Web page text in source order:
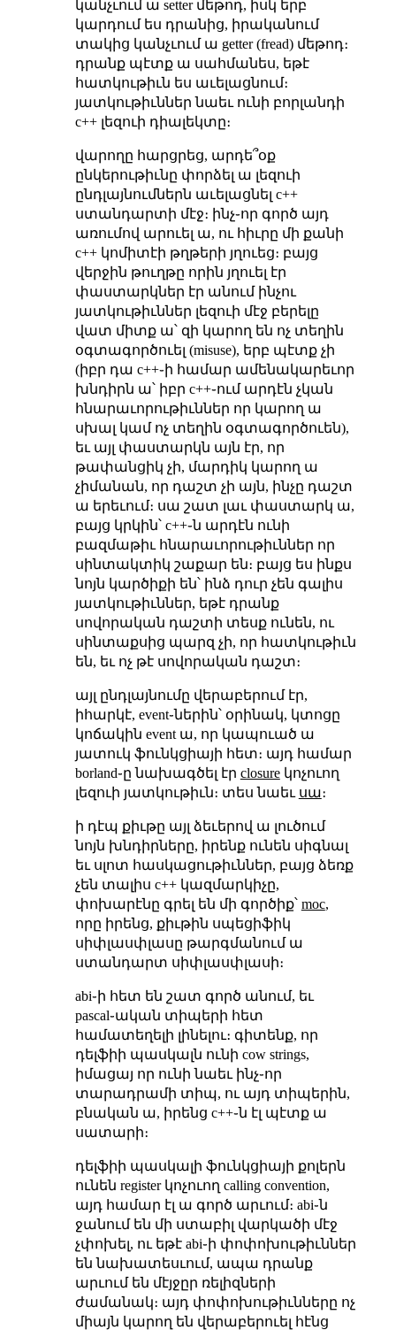
կանչւում ա setter մեթոդ, իսկ երբ
կարդում ես դրանից, իրականում
տակից կանչւում ա getter (fread) մեթոդ։
դրանք պէտք ա սահմանես, եթէ
հատկութիւն ես աւելացնում։
յատկութիւններ նաեւ ունի բորլանդի
c++ լեզուի դիալեկտը։
վարողը հարցրեց, արդե՞օք
ընկերութիւնը փորձել ա լեզուի
ընդլայնումներն աւելացնել c++
ստանդարտի մէջ։ ինչ֊որ գործ այդ
առումով արուել ա, ու հիւրը մի քանի
c++ կոմիտէի թղթերի յղուեց։ բայց
վերջին թուղթը որին յղուել էր
փաստարկներ էր անում ինչու
յատկութիւններ լեզուի մէջ բերելը
վատ միտք ա՝ զի կարող են ոչ տեղին
օգտագործուել (misuse), երբ պէտք չի
(իբր դա c++֊ի համար ամենակարեւոր
խնդիրն ա՝ իբր c++֊ում արդէն չկան
հնարաւորութիւններ որ կարող ա
սխալ կամ ոչ տեղին օգտագործուեն),
եւ այլ փաստարկն այն էր, որ
թափանցիկ չի, մարդիկ կարող ա
չիմանան, որ դաշտ չի այն, ինչը դաշտ
ա երեւում։ սա շատ լաւ փաստարկ ա,
բայց կրկին՝ c++֊ն արդէն ունի
բազմաթիւ հնարաւորութիւններ որ
սինտակտիկ շաքար են։ բայց ես ինքս
նոյն կարծիքի են՝ ինձ դուր չեն գալիս
յատկութիւններ, եթէ դրանք
սովորական դաշտի տեսք ունեն, ու
սինտաքսից պարզ չի, որ հատկութիւն
են, եւ ոչ թէ սովորական դաշտ։
այլ ընդլայնումը վերաբերում էր,
իհարկէ, event֊ներին՝ օրինակ, կտոցը
կոճակին event ա, որ կապուած ա
յատուկ ֆունկցիայի հետ։ այդ համար
borland֊ը նախագծել էր closureկոչուող
լեզուի յատկութիւն։ տես նաեւ սա։
ի դէպ քիւթը այլ ձեւերով ա լուծում
նոյն խնդիրները, իրենք ունեն սիգնալ
եւ սլոտ հասկացութիւններ, բայց ձեռք
չեն տալիս c++ կազմարկիչը,
փոխարէնը գրել են մի գործիք՝ moc,
որը իրենց, քիւթին սպեցիֆիկ
սիփլասփլասը թարգմանում ա
ստանդարտ սիփլասփլասի։
abi֊ի հետ են շատ գործ անում, եւ
pascal֊ական տիպերի հետ
համատեղելի լինելու։ գիտենք, որ
դելֆիի պասկալն ունի cow strings,
իմացայ որ ունի նաեւ ինչ֊որ
տարադրամի տիպ, ու այդ տիպերին,
բնական ա, իրենց c++֊ն էլ պէտք ա
սատարի։
դելֆիի պասկալի ֆունկցիայի քոլերն
ունեն register կոչուող calling convention,
այդ համար էլ ա գործ արւում։ abi֊ն
ջանում են մի ստաբիլ վարկածի մէջ
չփոխել, ու եթէ abi֊ի փոփոխութիւններ
են նախատեսւում, ապա դրանք
արւում են մէյջըր ռելիզների
ժամանակ։ այդ փոփոխութիւնները ոչ
միայն կարող են վերաբերուել հէնց